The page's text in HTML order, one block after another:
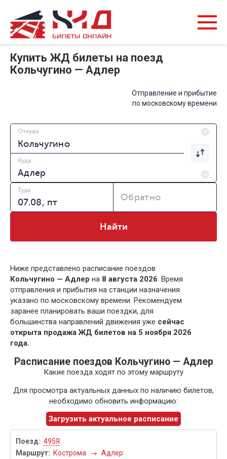
Купить ЖД билеты на поезд
Кольчугино — Адлер
Отправление и прибытие
по московскому времени
Откуда
Куда
Туда
Обратно
Найти
Ниже представлено расписание поездов
Кольчугино — Адлер на 8 августа 2026. Время
отправления и прибытия на станции назначения
указано по московскому времени. Рекомендуем
заранее планировать ваши поездки, для
большинства направлений движения уже сейчас
открыта продажа ЖД билетов на 5 ноября 2026
года.
Расписание поездов Кольчугино — Адлер
Какие поезда ходят по этому маршруту
Для просмотра актуальных данных по наличию билетов,
необходимо обновить информацию:
Загрузить актуальное расписание
495Я
Кострома
→ Адлер